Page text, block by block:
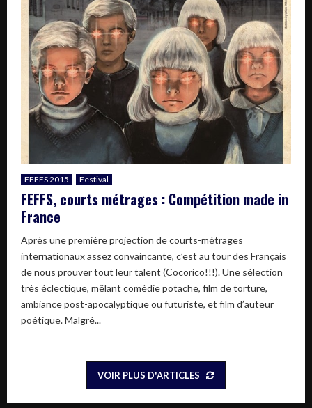
FEFFS 2015 Festival
FEFFS, courts métrages : Compétition made in
France
Après une première projection de courts-métrages
internationaux assez convaincante, c’est au tour des Français
de nous prouver tout leur talent (Cocorico!!!). Une sélection
très éclectique, mêlant comédie potache, film de torture,
ambiance post-apocalyptique ou futuriste, et film d’auteur
poétique. Malgré...
VOIR PLUS D'ARTICLES